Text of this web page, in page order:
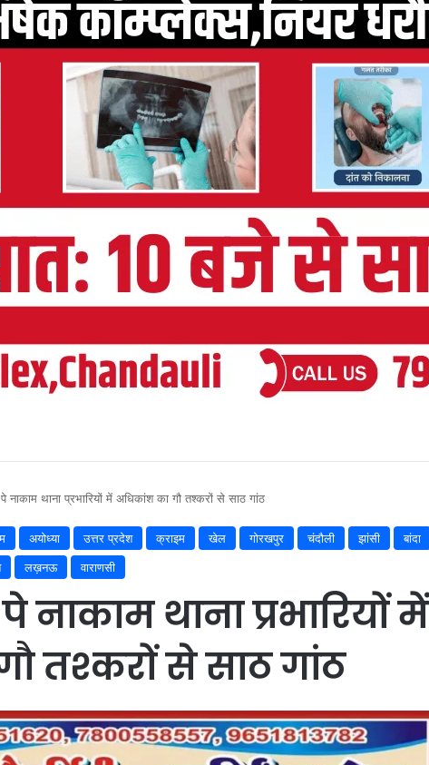
नाकाम थाना प्रभारियों में अधिकांश का गौ तश्करों से साठ गांठ
अयोध्या उत्तर प्रदेश क्राइम खेल गोरखपुर चंदौली झांसी
बांदा
लख़नऊ वाराणसी
नाकाम थाना प्रभारियों में
तश्करों से साठ गांठ